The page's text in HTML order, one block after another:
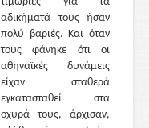
αδικήματά τους ήσαν
πολύ βαριές. Και όταν
τους φάνηκε ότι οι
αθηναϊκές δυνάμεις
είχαν σταθερά
εγκατασταθεί στα
οχυρά τους, άρχισαν,